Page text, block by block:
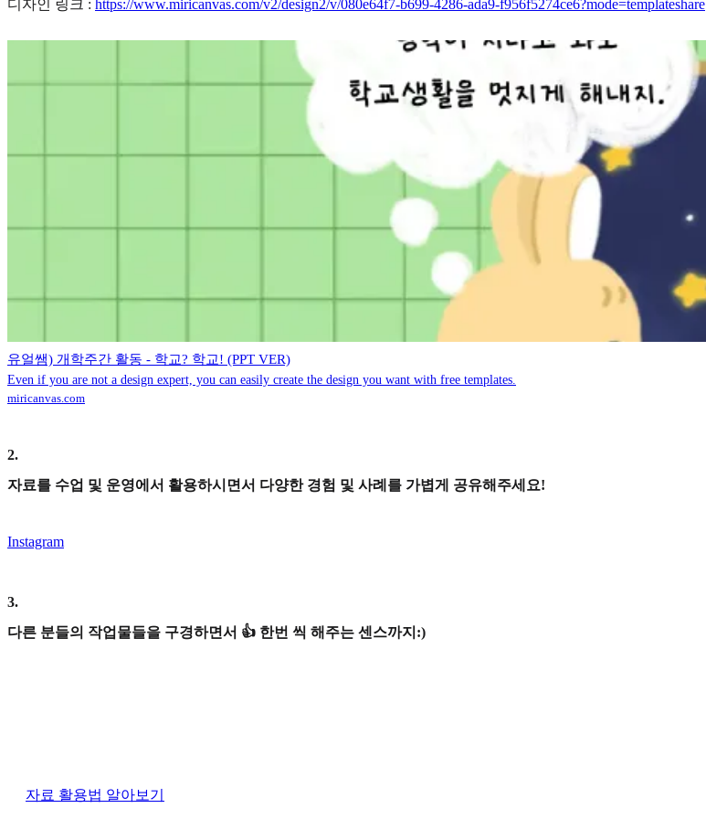
디자인 링크 : https://www.miricanvas.com/v2/design2/v/080e64f7-b699-4286-ada9-f956f5274ce6?mode=templateshare
유얼쌤) 개학주간 활동 - 학교? 학교! (PPT VER)
Even if you are not a design expert, you can easily create the design you want with free templates.
miricanvas.com
2.
자료를 수업 및 운영에서 활용하시면서 다양한 경험 및 사례를 가볍게 공유해주세요!
Instagram
3.
다른 분들의 작업물들을 구경하면서 👍 한번 씩 해주는 센스까지:)
자료 활용법 알아보기